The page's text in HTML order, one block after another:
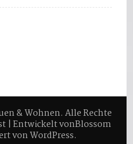
& Wohnen. Alle Rechte
| Entwickelt vonBlossom
vonWordPress.